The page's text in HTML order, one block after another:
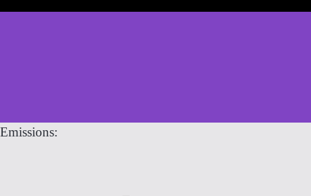
Emissions: